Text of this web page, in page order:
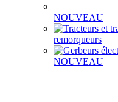
NOUVEAU
remorqueurs
NOUVEAU